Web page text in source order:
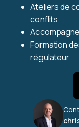
Ateliers de
conflits
Formation
régulateur